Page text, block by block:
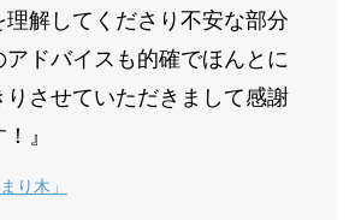
理解してくださり不安な部分
アドバイスも的確でほんとに
りさせていただきまして感謝
』
り木」